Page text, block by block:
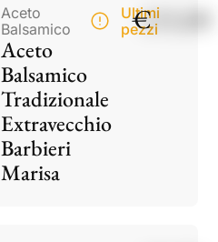
Aceto
Balsamico
Aceto
Balsamico
Tradizionale
Extravecchio
Barbieri
Marisa
Ultimi
pezzi
€115,00